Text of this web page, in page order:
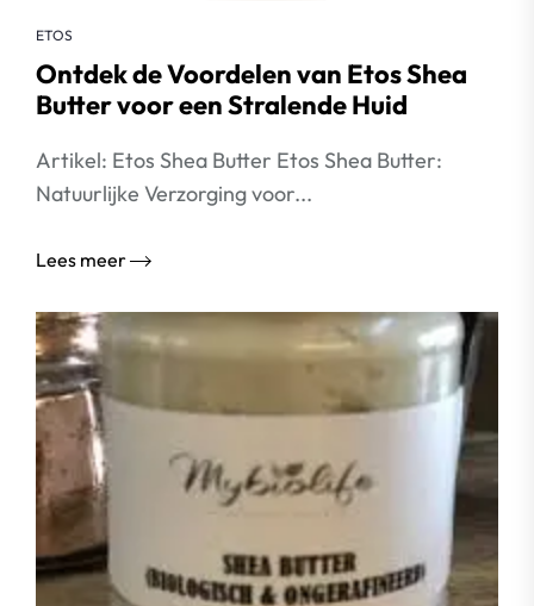
ETOS
Ontdek de Voordelen van Etos Shea
Butter voor een Stralende Huid
Artikel: Etos Shea Butter Etos Shea Butter:
Natuurlijke Verzorging voor...
Lees meer